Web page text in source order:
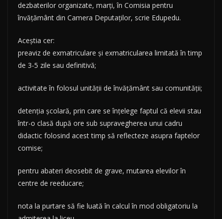
dezbaterilor organizate, marți, în Comisia pentru
învățământ din Camera Deputaților, scrie Edupedu.
Aceștia cer:
preaviz de exmatriculare și exmatricularea limitată în timp
de 3-5 zile sau definitivă;
activitate în folosul unității de învățământ sau comunității;
detenția școlară, prin care se înțelege faptul că elevii stau
într-o clasă după ore sub supravegherea unui cadru
didactic folosind acest timp să reflecteze asupra faptelor
comise;
pentru abateri deosebit de grave, mutarea elevilor în
centre de reeducare;
nota la purtare să fie luată în calcul în mod obligatoriu la